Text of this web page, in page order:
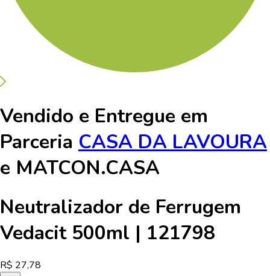
Vendido e Entregue em
Parceria CASA DA LAVOURA
e MATCON.CASA
Neutralizador de Ferrugem
Vedacit 500ml | 121798
R$ 27,78